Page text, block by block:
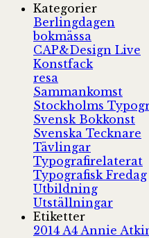
Kategorier
Berlingdagen
bokmässa
CAP&Design Live
Konstfack
resa
Sammankomst
Stockholms
Svensk Bokkonst
Svenska Tecknare
Tävlingar
Typografirelaterat
Typografisk Fredag
Utbildning
Utställningar
Etiketter
2014 A4 Annie